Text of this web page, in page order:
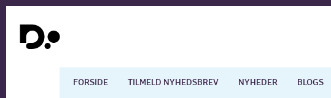
FORSIDE TILMELD NYHEDSBREV NYHEDER BLOGS